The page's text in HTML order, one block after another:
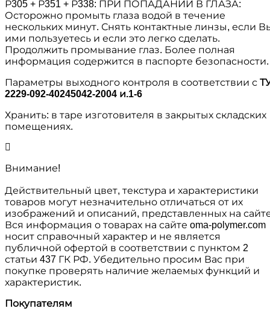
Р305 + Р351 + Р338: ПРИ ПОПАДАНИИ В ГЛАЗА:
Осторожно промыть глаза водой в течение
нескольких минут. Снять контактные линзы, если
ими пользуетесь и если это легко сделать.
Продолжить промывание глаз. Более полная
информация содержится в паспорте безопасности.
Параметры выходного контроля в соответствии с
2229-092-40245042-2004 и.1-6
Хранить: в таре изготовителя в закрытых складских
помещениях.
Внимание!
Действительный цвет, текстура и характеристики
товаров могут незначительно отличаться от их
изображений и описаний, представленных на
Вся информация о товарах на сайте oma-polymer.com
носит справочный характер и не является
публичной офертой в соответствии с пунктом 2
статьи 437 ГК РФ. Убедительно просим Вас при
покупке проверять наличие желаемых функций и
характеристик.
Покупателям